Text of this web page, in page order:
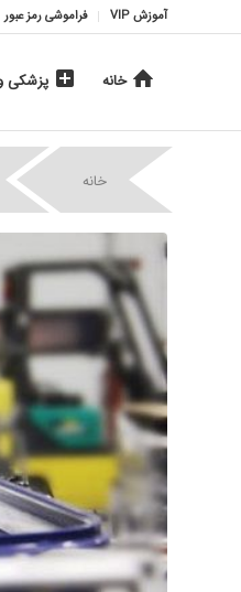
آموزش VIP فراموشی رمز عبور
خانه پزشکی
خانه